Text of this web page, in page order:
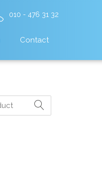
010 - 476 31 32
Contact